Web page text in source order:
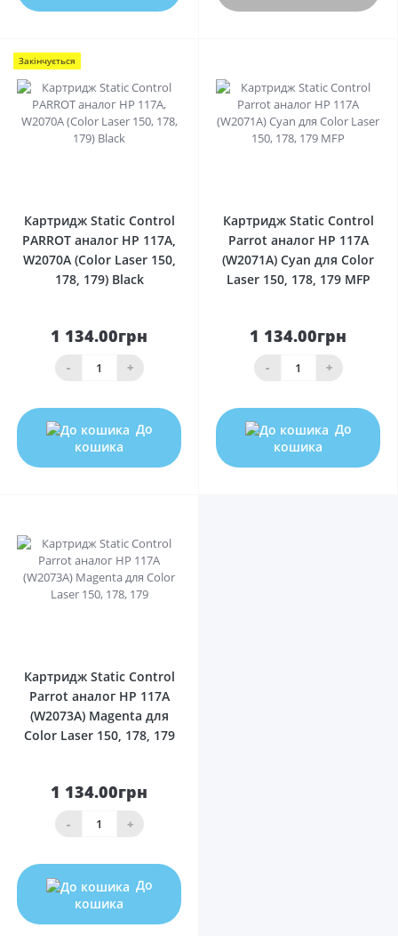
Закінчується
Картридж Static Control
PARROT аналог HP 117А,
W2070A (Color Laser 150,
178, 179) Black
1 134.00грн
- +
До
кошика
Картридж Static Control
Parrot аналог HP 117A
(W2071A) Cyan для Color
Laser 150, 178, 179 MFP
1 134.00грн
- +
До
кошика
Картридж Static Control
Parrot аналог HP 117A
(W2073A) Magenta для
Color Laser 150, 178, 179
1 134.00грн
- +
До
кошика